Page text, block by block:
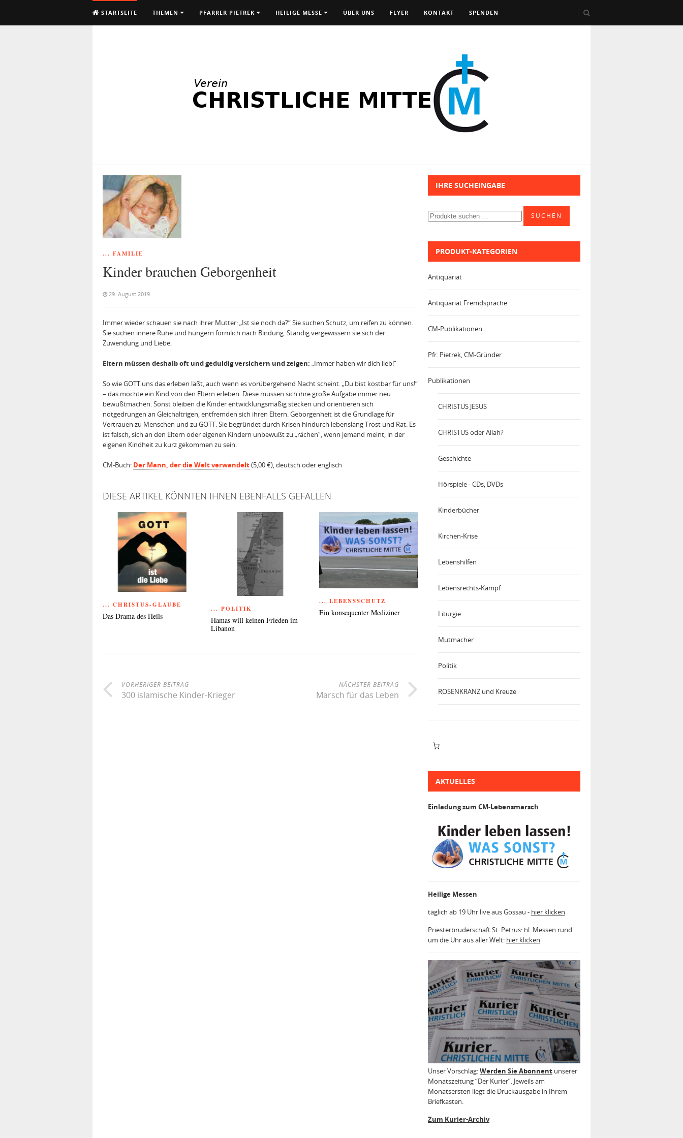
STARTSEITE THEMEN PFARRER PIETREK HEILIGE MESSE ÜBER UNS FLYER KONTAKT SPENDEN
... FAMILIE
Kinder brauchen Geborgenheit
29. August 2019
Immer wieder schauen sie nach ihrer Mutter: „Ist sie noch da?“ Sie suchen Schutz, um reifen zu können.
Sie suchen innere Ruhe und hungern förmlich nach Bindung. Ständig vergewissern sie sich der
Zuwendung und Liebe.
Eltern müssen deshalb oft und geduldig versichern und zeigen: „Immer haben wir dich lieb!“
So wie GOTT uns das erleben läßt, auch wenn es vorübergehend Nacht scheint. „Du bist kostbar für uns!“
– das möchte ein Kind von den Eltern erleben. Diese müssen sich ihre große Aufgabe immer neu
bewußtmachen. Sonst bleiben die Kinder entwick­lungsmäßig stecken und orientieren sich
notgedrungen an Gleichaltrigen, entfremden sich ihren Eltern. Geborgenheit ist die Grundlage für
Vertrauen zu Menschen und zu GOTT. Sie begründet durch Krisen hindurch lebenslang Trost und Rat. Es
ist falsch, sich an den Eltern oder eigenen Kindern unbewußt zu „rächen“, wenn jemand meint, in der
eigenen Kindheit zu kurz gekommen zu sein.
CM-Buch: Der Mann, der die Welt verwandelt(5,00 €), deutsch oder englisch
DIESE ARTIKEL KÖNNTEN IHNEN EBENFALLS GEFALLEN
... CHRISTUS-GLAUBE
Das Drama des Heils
... POLITIK
Hamas will keinen Frieden im
Libanon
... LEBENSSCHUTZ
Ein konsequenter Mediziner
VORHERIGER BEITRAG
300 islamische Kinder-Krieger
NÄCHSTER BEITRAG
Marsch für das Leben
IHRE SUCHEINGABE
Suchen
nach:
SUCHEN
PRODUKT-KATEGORIEN
Antiquariat
Antiquariat Fremdsprache
CM-Publikationen
Pfr. Pietrek, CM-Gründer
Publikationen
CHRISTUS JESUS
CHRISTUS oder Allah?
Geschichte
Hörspiele - CDs, DVDs
Kinderbücher
Kirchen-Krise
Lebenshilfen
Lebensrechts-Kampf
Liturgie
Mutmacher
Politik
ROSENKRANZ und Kreuze
AKTUELLES
Einladung zum CM-Lebensmarsch
Heilige Messen
täglich ab 19 Uhr live aus Gossau - hier klicken
Priesterbruderschaft St. Petrus: hl. Messen rund
um die Uhr aus aller Welt: hier klicken
Unser Vorschlag:Werden Sie Abonnent unserer
Monatszeitung “Der Kurier”. Jeweils am
Monatsersten liegt die Druckausgabe in Ihrem
Briefkasten.
Zum Kurier-Archiv